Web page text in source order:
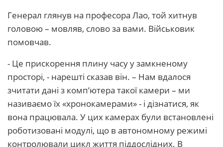
Генерал глянув на професора Лао, той хитнув
головою – мовляв, слово за вами. Військовик
помовчав.
- Це прискорення плину часу у замкненому
просторі, - нарешті сказав він. – Нам вдалося
зчитати дані з комп’ютера такої камери – ми
називаємо їх «хронокамерами» - і дізнатися, як
вона працювала. У цих камерах були встановлені
роботизовані модулі, що в автономному режимі
контролювали цикл життя піддослідних. В